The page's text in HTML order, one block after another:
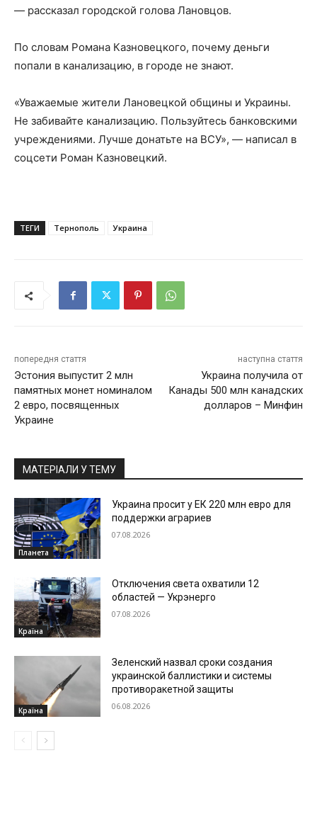
— рассказал городской голова Лановцов.
По словам Романа Казновецкого, почему деньги
попали в канализацию, в городе не знают.
«Уважаемые жители Лановецкой общины и Украины.
Не забивайте канализацию. Пользуйтесь банковскими
учреждениями. Лучше донатьте на ВСУ», — написал в
соцсети Роман Казновецкий.
ТЕГИ Тернополь Украина
попередня стаття
Эстония выпустит 2 млн
памятных монет номиналом
2 евро, посвященных
Украине
наступна стаття
Украина получила от
Канады 500 млн канадских
долларов – Минфин
МАТЕРІАЛИ У ТЕМУ
Планета
Украина просит у ЕК 220 млн евро для
поддержки аграриев
07.08.2026
Країна
Отключения света охватили 12
областей — Укрэнерго
07.08.2026
Країна
Зеленский назвал сроки создания
украинской баллистики и системы
противоракетной защиты
06.08.2026